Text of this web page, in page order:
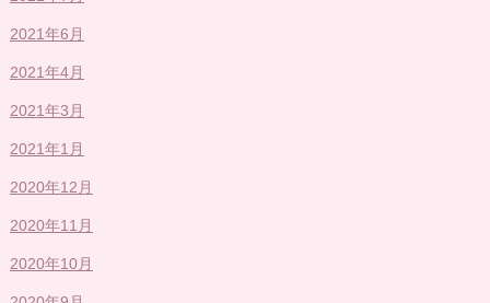
2021年6月
2021年4月
2021年3月
2021年1月
2020年12月
2020年11月
2020年10月